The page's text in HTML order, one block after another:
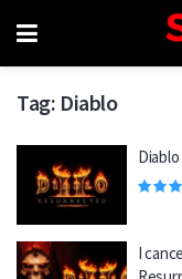
Tag: Diablo
I